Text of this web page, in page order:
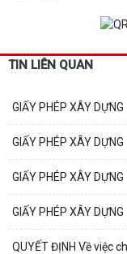
TIN LIÊN QUAN
GIẤY PHÉP XÂY DỰNG
GIẤY PHÉP XÂY DỰNG
GIẤY PHÉP XÂY DỰNG
GIẤY PHÉP XÂY DỰNG
QUYẾT ĐỊNH Về việc